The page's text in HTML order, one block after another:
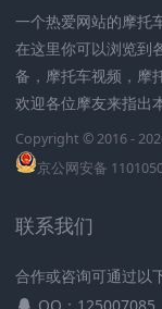
一个热爱网站的摩托
在这里你可以浏览到
备，摩托车视频，摩
欢迎各位摩友来指出
Copyright © 2016 -
京公网安备
联系我们
合作或咨询可通过以